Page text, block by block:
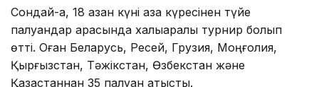
Сондай-ақ, 18 қазан күні қазақ күресінен түйе
палуандар арасында халықаралық турнир болып
өтті. Оған Беларусь, Ресей, Грузия, Моңғолия,
Қырғызстан, Тәжікстан, Өзбекстан және
Қазақстаннан 35 палуан қатысты.